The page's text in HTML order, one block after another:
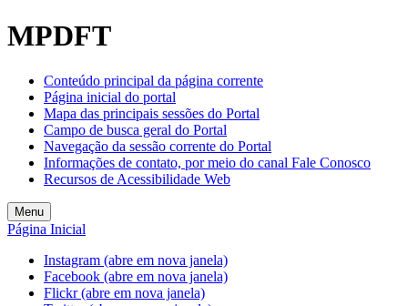
MPDFT
Conteúdo principal da página corrente
Página inicial do portal
Mapa das principais sessões do Portal
Campo de busca geral do Portal
Navegação da sessão corrente do Portal
Informações de contato, por meio do canal Fale Conosco
Recursos de Acessibilidade Web
Menu
Página Inicial
Instagram (abre em nova janela)
Facebook (abre em nova janela)
Flickr (abre em nova janela)